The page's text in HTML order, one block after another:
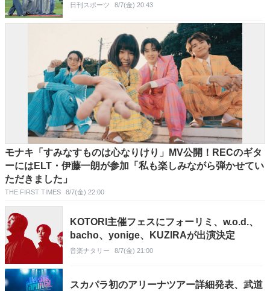
日刊スポーツ 8/7(金) 20:43
モナキ「すみなすものは心なりけり」MV公開！RECのギタ
ーにはELT・伊藤一朗が参加「私も楽しみながら弾かせてい
ただきました」
THE FIRST TIMES 8/7(金) 22:00
KOTORI主催フェスにフォーリミ、w.o.d.、
bacho、yonige、KUZIRAが出演決定
音楽ナタリー 8/7(金) 21:00
スカパラ初のアリーナツアー詳細発表、武道